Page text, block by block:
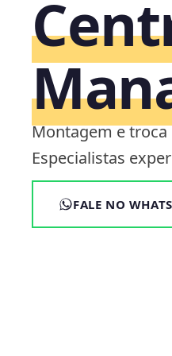
Montagem e troca
Especialistas
FALE NO